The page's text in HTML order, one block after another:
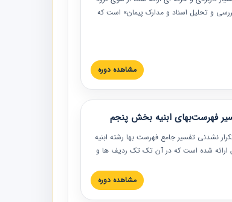
و تحلیل اسناد و مدارک پیمان» است که
شده است.
مشاهده دوره
فهرست‌بهای ابنیه بخش پنجم
نشدنی تفسیر جامع فهرست بها رشته ابنیه
ارائه شده است که در آن تک تک ردیف ها و
تصاویر عملیات اجرایی مرتبط با ردیف های
است. این دوره با کلام مهندس
مشاهده دوره